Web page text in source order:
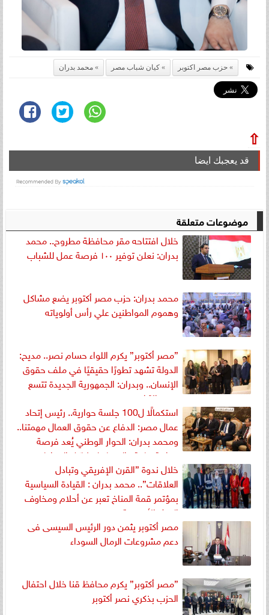
حزب مصر اكتوبر كيان شباب مصر محمد بدران
⇧
قد يعجبك ايضا
موضوعات متعلقة
خلال افتتاحه مقر محافظة مطروح.. محمد
بدران: نعلن توفير ١٠٠ فرصة عمل للشباب
محمد بدران: حزب مصر أكتوبر يضع مشاكل
وهموم المواطنين علي رأس أولوياته
”مصر أكتوبر” يكرم اللواء حسام نصر.. مديح:
الدولة تشهد تطورًا حقيقيًا في ملف حقوق
الإنسان.. وبدران: الجمهورية الجديدة تتسع
جميع الآراء
استكمالًا ل100 جلسة حوارية.. رئيس إتحاد
عمال مصر: الدفاع عن حقوق العمال مهمتنا..
ومحمد بدران: الحوار الوطني يُعد فرصة
حوارية هامة والسماع لمشاكل المواطنين
أولوياتنا
خلال ندوة ”القرن الإفريقي وتبادل
العلاقات”.. محمد بدران : القيادة السياسية
بمؤتمر قمة المناخ تعبر عن أحلام ومخاوف
الدول الأفريقية
مصر أكتوبر يثمن دور الرئيس السيسى فى
دعم مشروعات الرمال السوداء
”مصر أكتوبر” يكرم محافظ قنا خلال احتفال
الحزب بذكري نصر أكتوبر